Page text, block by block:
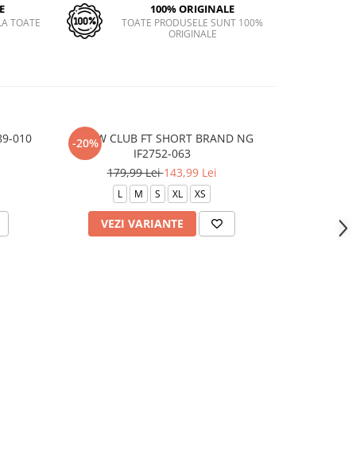
TOATE
100% ORIGINALE
TOATE PRODUSELE SUNT 100%
ORIGINALE
010 -20%
K NSW CLUB FT SHORT BRAND NG
IF2752-063
179,99 Lei143,99 Lei
L M S XL XS
VEZI VARIANTE